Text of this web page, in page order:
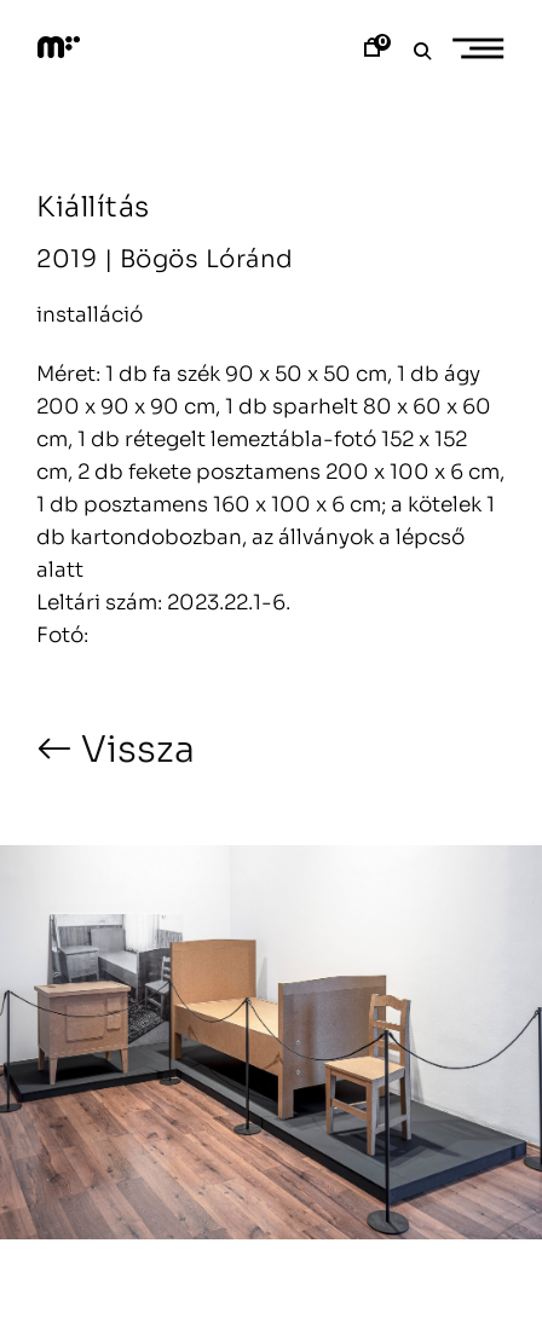
content
r
t
0
Kiállítás
2019 | Bögös Lóránd
installáció
Méret: 1 db fa szék 90 x 50 x 50 cm, 1 db ágy
200 x 90 x 90 cm, 1 db sparhelt 80 x 60 x 60
cm, 1 db rétegelt lemeztábla-fotó 152 x 152
cm, 2 db fekete posztamens 200 x 100 x 6 cm,
1 db posztamens 160 x 100 x 6 cm; a kötelek 1
db kartondobozban, az állványok a lépcső
alatt
Leltári szám: 2023.22.1-6.
Fotó:
Vissza